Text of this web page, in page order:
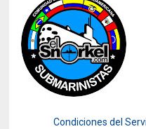
Condiciones del